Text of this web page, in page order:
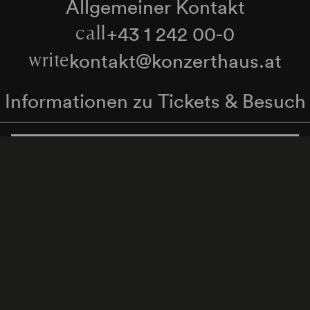
Allgemeiner Kontakt
call+43 1 242 00-0
writekontakt@konzerthaus.at
Informationen zu Tickets & Besuch